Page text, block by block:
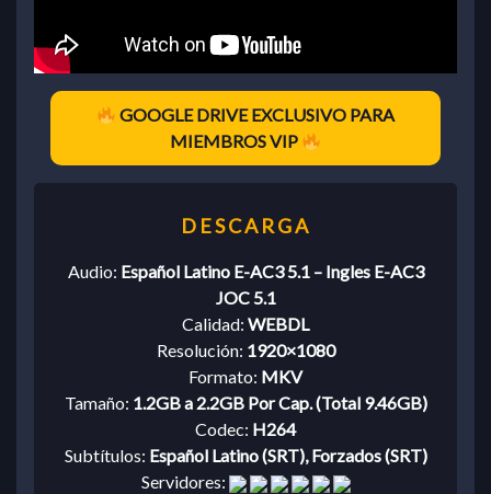
GOOGLE DRIVE EXCLUSIVO PARA
MIEMBROS VIP
Audio: Español Latino E-AC3 5.1 – Ingles E-AC3
JOC 5.1
Calidad: WEBDL
Resolución: 1920×1080
Formato: MKV
Tamaño: 1.2GB a 2.2GB Por Cap. (Total 9.46GB)
Codec: H264
Subtítulos: Español Latino (SRT), Forzados (SRT)
Servidores: